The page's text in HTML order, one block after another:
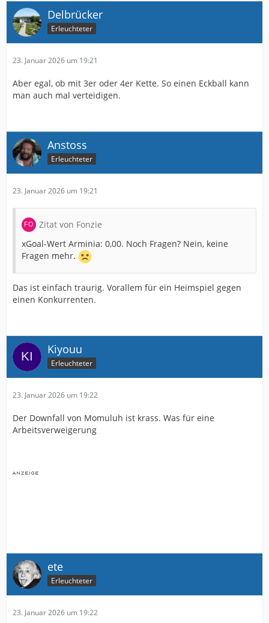
Delbrücker
Erleuchteter
23. Januar 2026 um 19:21
Aber egal, ob mit 3er oder 4er Kette. So einen Eckball kann
man auch mal verteidigen.
Anstoss
Erleuchteter
23. Januar 2026 um 19:21
Zitat von Fonzie
xGoal-Wert Arminia: 0,00. Noch Fragen? Nein, keine
Fragen mehr.
Das ist einfach traurig. Vorallem für ein Heimspiel gegen
einen Konkurrenten.
Kiyouu
Erleuchteter
23. Januar 2026 um 19:22
Der Downfall von Momuluh ist krass. Was für eine
Arbeitsverweigerung
ete
Erleuchteter
23. Januar 2026 um 19:22